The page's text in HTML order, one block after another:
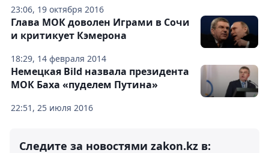
23:06, 19 октября 2016
18:29, 14 февраля 2014
Глава МОК доволен Играми в Сочи
и критикует Кэмерона
22:51, 25 июля 2016
Немецкая Bild назвала президента
МОК Баха «пуделем Путина»
Следите за новостями zakon.kz в: